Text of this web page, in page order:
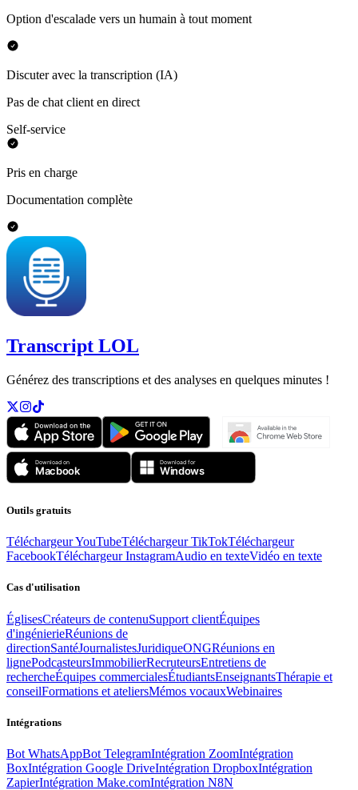
Option d'escalade vers un humain à tout moment
Discuter avec la transcription (IA)
Pas de chat client en direct
Self-service
Pris en charge
Documentation complète
Transcript LOL
Générez des transcriptions et des analyses en quelques minutes !
Outils gratuits
Téléchargeur YouTubeTéléchargeur TikTokTéléchargeur
FacebookTéléchargeur InstagramAudio en texteVidéo en texte
Cas d'utilisation
ÉglisesCréateurs de contenuSupport clientÉquipes
d'ingénierieRéunions de
directionSantéJournalistesJuridiqueONGRéunions en
lignePodcasteursImmobilierRecruteursEntretiens de
rechercheÉquipes commercialesÉtudiantsEnseignantsThérapie et
conseilFormations et ateliersMémos vocauxWebinaires
Intégrations
Bot WhatsAppBot TelegramIntégration ZoomIntégration
BoxIntégration Google DriveIntégration DropboxIntégration
ZapierIntégration Make.comIntégration N8N